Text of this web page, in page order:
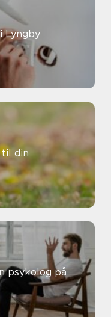
Lyngby
til din
psykolog på